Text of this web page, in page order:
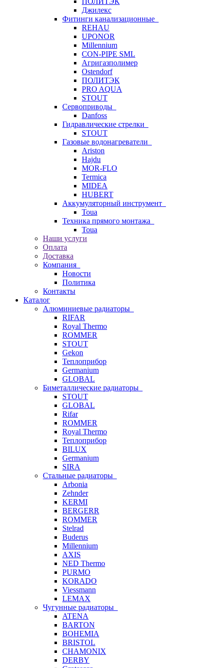
Джилекс
Фитинги канализационные
REHAU
UPONOR
Millennium
CON-PIPE SML
Агригазполимер
Ostendorf
ПОЛИТЭК
PRO AQUA
STOUT
Сервоприводы
Danfoss
Гидравлические стрелки
STOUT
Газовые водонагреватели
Ariston
Hajdu
MOR-FLO
Termica
MIDEA
HUBERT
Аккумуляторный инструмент
Toua
Техника прямого монтажа
Toua
Наши услуги
Оплата
Доставка
Компания
Новости
Политика
Контакты
Каталог
Алюминиевые радиаторы
RIFAR
Royal Thermo
ROMMER
STOUT
Gekon
Теплоприбор
Germanium
GLOBAL
Биметаллические радиаторы
STOUT
GLOBAL
Rifar
ROMMER
Royal Thermo
Теплоприбор
BILUX
Germanium
SIRA
Стальные радиаторы
Arbonia
Zehnder
KERMI
BERGERR
ROMMER
Stelrad
Buderus
Millennium
AXIS
NED Thermo
PURMO
KORADO
Viessmann
LEMAX
Чугунные радиаторы
ATENA
BARTON
BOHEMIA
BRISTOL
CHAMONIX
DERBY